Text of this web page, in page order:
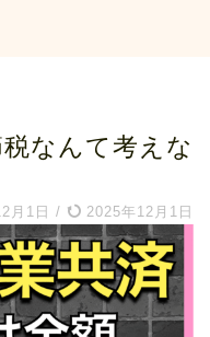
税なんて考えな
月1日 / 2025年12月1日